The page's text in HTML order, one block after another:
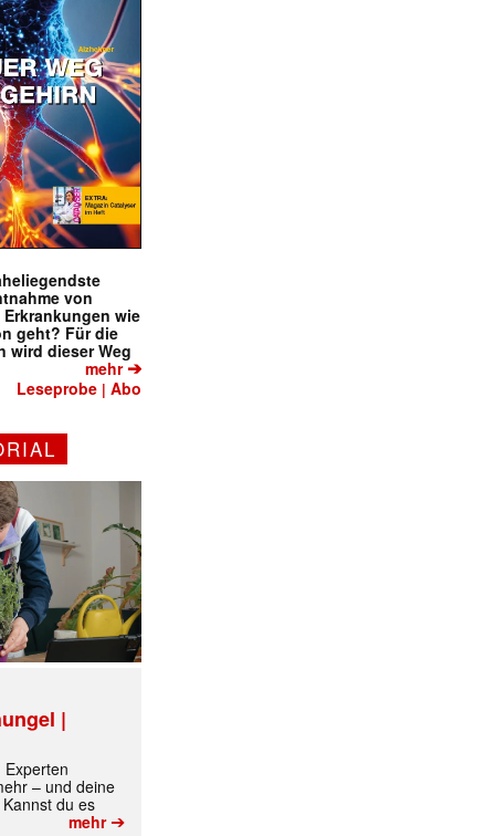
von
wie
geht? Für die
wird dieser Weg
mehr➔
Leseprobe |Abo
|
Experten
– und deine
du es
mehr➔